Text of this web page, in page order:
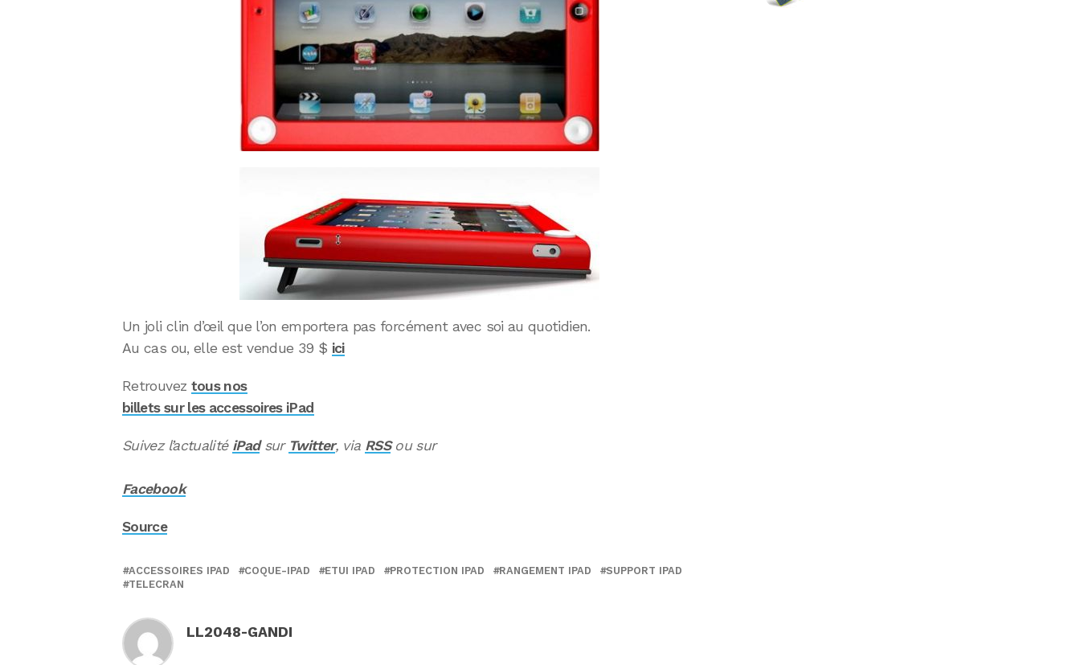
Un joli clin d’œil que l’on emportera pas forcément avec soi au quotidien.
Au cas ou, elle est vendue 39 $ ici
Retrouvez tous nos
billets sur les accessoires iPad
Suivez l’actualité iPadsur Twitter, via RSSou sur
Facebook
Source
ACCESSOIRES IPAD COQUE-IPAD ETUI IPAD PROTECTION IPAD RANGEMENT IPAD
SUPPORT IPAD
TELECRAN
LL2048-GANDI